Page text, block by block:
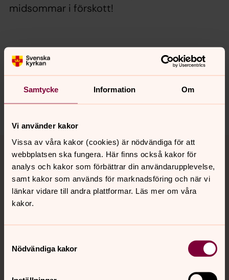
Samtycke Information Om
Vi använder kakor
Vissa av våra kakor (cookies) är nödvändiga för att
webbplatsen ska fungera. Här finns också kakor för
analys och kakor som förbättrar din användarupplevelse,
samt kakor som används för marknadsföring och när vi
länkar vidare till andra plattformar. Läs mer om våra
kakor.
Nödvändiga kakor
midsommar i förskott!
Synpunkter eller frågor på sidans
innehåll?
nora.tarnsjo.forsamling@svenskakyrkan.se
Dela
Tillbaka till toppen
Tillbaka till innehållet
Kontakt
Kalender